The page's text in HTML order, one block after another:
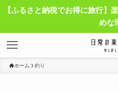
【ふるさと納税でお得に旅行】
めな
ホーム 釣り